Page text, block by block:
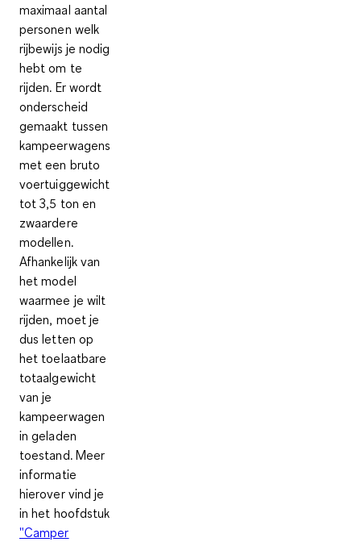
maximaal aantal
personen welk
rijbewijs je nodig
hebt om te
rijden. Er wordt
onderscheid
gemaakt tussen
kampeerwagens
met een bruto
voertuiggewicht
tot 3,5 ton en
zwaardere
modellen.
Afhankelijk van
het model
waarmee je wilt
rijden, moet je
dus letten op
het toelaatbare
totaalgewicht
van je
kampeerwagen
in geladen
toestand. Meer
informatie
hierover vind je
in het hoofdstuk
"Camper